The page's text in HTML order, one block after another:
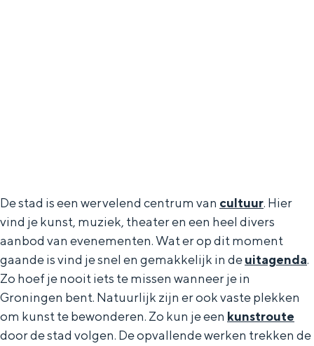
De stad is een wervelend centrum van cultuur. Hier
vind je kunst, muziek, theater en een heel divers
aanbod van evenementen. Wat er op dit moment
gaande is vind je snel en gemakkelijk in deuitagenda.
Zo hoef je nooit iets te missen wanneer je in
Groningen bent. Natuurlijk zijn er ook vaste plekken
om kunst te bewonderen. Zo kun je een kunstroute
door de stad volgen. De opvallende werken trekken de